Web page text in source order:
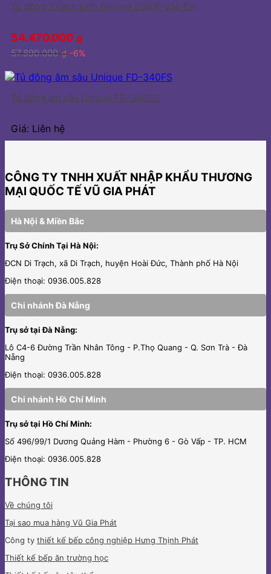
Tủ đông 2 cánh kính Berjaya 2D/DF-SM-EV
54.470.000 ₫
57.890.000₫ -6%
Tủ đông âm sâu Unique FD-340FS
Giá: Liên hệ
CÔNG TY TNHH XUẤT NHẬP KHẨU THƯƠNG
MẠI QUỐC TẾ VŨ GIA PHÁT
Hà Nội & Miền Bắc
Trụ Sở Chính Tại Hà Nội:
ĐCN Di Trạch, xã Di Trạch, huyện Hoài Đức, Thành phố Hà Nội
Điện thoại: 0936.005.828
Chi nhánh Đà Nẵng
Trụ sở tại Đà Nẵng:
Lô C4-6 Đường Trần Nhân Tông - P.Thọ Quang - Q. Sơn Trà - Đà
Nẵng
Điện thoại: 0936.005.828
Chi nhánh Hồ Chí Minh
Trụ sở tại Hồ Chí Minh:
Số 496/99/1 Dương Quảng Hàm - Phường 6 - Gò Vấp - TP. HCM
Điện thoại: 0936.005.828
THÔNG TIN
Về chúng tôi
Tại sao mua hàng Vũ Gia Phát
Công ty thiết kế bếp công nghiệp Hưng Thịnh Phát
Thiết kế bếp ăn trường học